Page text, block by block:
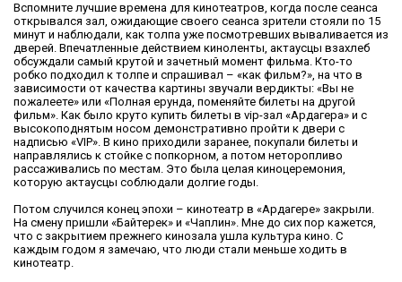
Вспомните лучшие времена для кинотеатров, когда после сеанса
открывался зал, ожидающие своего сеанса зрители стояли по 15
минут и наблюдали, как толпа уже посмотревших вываливается из
дверей. Впечатленные действием киноленты, актаусцы взахлеб
обсуждали самый крутой и зачетный момент фильма. Кто-то
робко подходил к толпе и спрашивал – «как фильм?», на что в
зависимости от качества картины звучали вердикты: «Вы не
пожалеете» или «Полная ерунда, поменяйте билеты на другой
фильм». Как было круто купить билеты в vip-зал «Ардагера» и с
высокоподнятым носом демонстративно пройти к двери с
надписью «VIP». В кино приходили заранее, покупали билеты и
направлялись к стойке с попкорном, а потом неторопливо
рассаживались по местам. Это была целая киноцеремония,
которую актаусцы соблюдали долгие годы.
Потом случился конец эпохи – кинотеатр в «Ардагере» закрыли.
На смену пришли «Байтерек» и «Чаплин». Мне до сих пор кажется,
что с закрытием прежнего кинозала ушла культура кино. С
каждым годом я замечаю, что люди стали меньше ходить в
кинотеатр.